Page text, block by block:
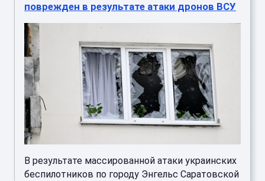
поврежден в результате атаки дронов ВСУ
В результате массированной атаки украинских
беспилотников по городу Энгельс Саратовской